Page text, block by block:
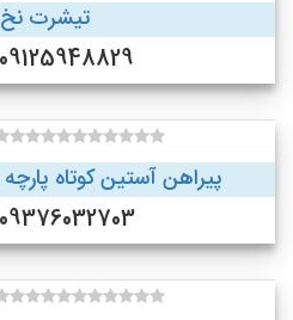
تیشرت نخ
09125948829 (اردبیل )
پیراهن آستین کوتاه پارچه
09376032703 (اردبیل )